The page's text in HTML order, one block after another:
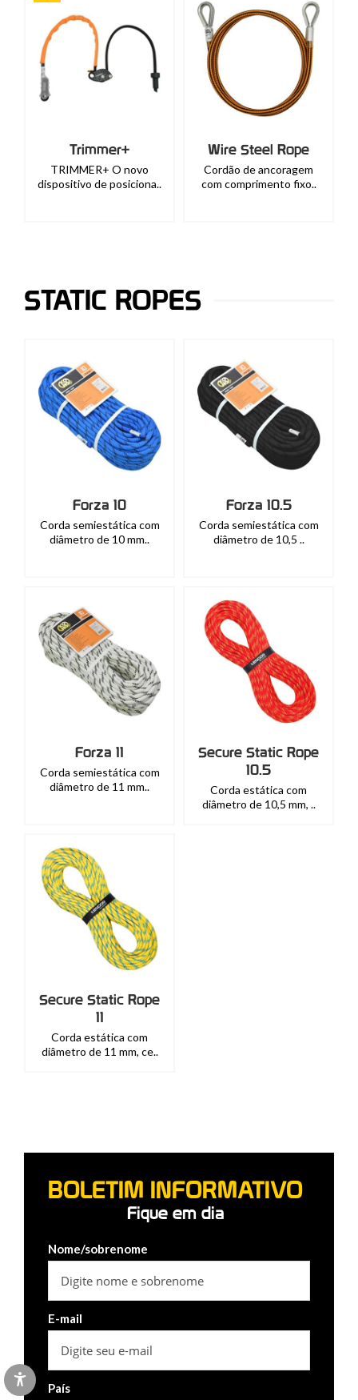
Trimmer+
TRIMMER+ O novo
dispositivo de posiciona..
Wire Steel Rope
Cordão de ancoragem
com comprimento fixo..
STATIC ROPES
Forza 10
Corda semiestática com
diâmetro de 10 mm..
Forza 10.5
Corda semiestática com
diâmetro de 10,5 ..
Forza 11
Corda semiestática com
diâmetro de 11 mm..
Secure Static Rope
10.5
Corda estática com
diâmetro de 10,5 mm, ..
Secure Static Rope
11
Corda estática com
diâmetro de 11 mm, ce..
BOLETIM INFORMATIVO
Fique em dia
Nome/sobrenome
E-mail
País